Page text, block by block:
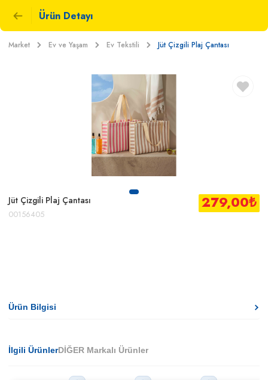
Ürün Detayı
Market Ev ve Yaşam Ev Tekstili Jüt Çizgili Plaj Çantası
Jüt Çizgili Plaj Çantası
00156405
279,00₺
Ürün Bilgisi
İlgili ÜrünlerDİĞER Markalı Ürünler